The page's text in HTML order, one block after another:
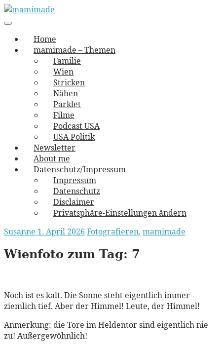
Skip
to
mamimade
vernäht und zugetextet
navigation
Menu
Home
mamimade – Themen
Familie
Wien
Stricken
Nähen
Parklet
Filme
Podcast USA
USA Politik
Newsletter
About me
Datenschutz/Impressum
Impressum
Datenschutz
Disclaimer
Privatsphäre-Einstellungen ändern
Susanne 1. April 2026 Fotografieren, mamimade
Wienfoto zum Tag: 7
Noch ist es kalt. Die Sonne steht eigentlich immer
ziemlich tief. Aber der Himmel! Leute, der Himmel!
Anmerkung: die Tore im Heldentor sind eigentlich nie
zu! Außergewöhnlich!